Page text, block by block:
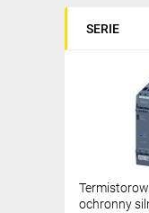
Szeroki
SERIE
ochronny